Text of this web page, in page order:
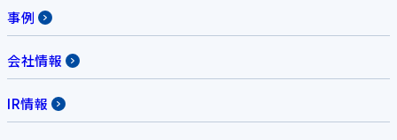
事例
会社情報
IR情報